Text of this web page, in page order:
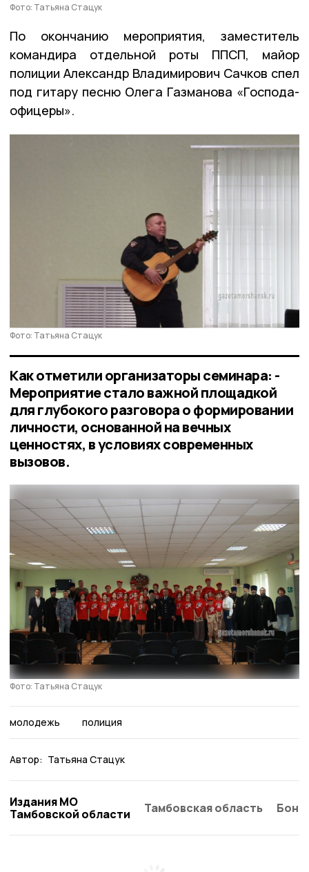
Фото: Татьяна Стацук
По окончанию мероприятия, заместитель
командира отдельной роты ППСП, майор
полиции Александр Владимирович Сачков спел
под гитару песню Олега Газманова «Господа-
офицеры».
Фото: Татьяна Стацук
Как отметили организаторы семинара: -
Мероприятие стало важной площадкой
для глубокого разговора о формировании
личности, основанной на вечных
ценностях, в условиях современных
вызовов.
Фото: Татьяна Стацук
молодежь полиция
Автор: Татьяна Стацук
Издания МО
Тамбовской области
Тамбовская область